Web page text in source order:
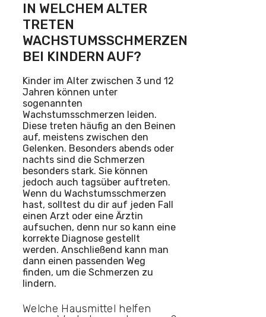
IN WELCHEM ALTER
TRETEN
WACHSTUMSSCHMERZEN
BEI KINDERN AUF?
Kinder im Alter zwischen 3 und 12
Jahren können unter
sogenannten
Wachstumsschmerzen leiden.
Diese treten häufig an den Beinen
auf, meistens zwischen den
Gelenken. Besonders abends oder
nachts sind die Schmerzen
besonders stark. Sie können
jedoch auch tagsüber auftreten.
Wenn du Wachstumsschmerzen
hast, solltest du dir auf jeden Fall
einen Arzt oder eine Ärztin
aufsuchen, denn nur so kann eine
korrekte Diagnose gestellt
werden. Anschließend kann man
dann einen passenden Weg
finden, um die Schmerzen zu
lindern.
Welche Hausmittel helfen